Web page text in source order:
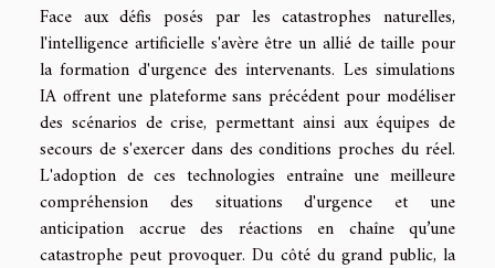
Face aux défis posés par les catastrophes naturelles,
l'intelligence artificielle s'avère être un allié de taille pour
la formation d'urgence des intervenants. Les simulations
IA offrent une plateforme sans précédent pour modéliser
des scénarios de crise, permettant ainsi aux équipes de
secours de s'exercer dans des conditions proches du réel.
L'adoption de ces technologies entraîne une meilleure
compréhension des situations d'urgence et une
anticipation accrue des réactions en chaîne qu’une
catastrophe peut provoquer. Du côté du grand public, la